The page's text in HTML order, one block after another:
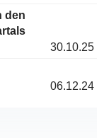
den
30.10.25
06.12.24